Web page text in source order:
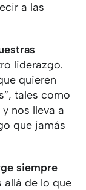
a las
liderazgo.
quieren
tales como
nos lleva a
que jamás
siempre
allá de lo que